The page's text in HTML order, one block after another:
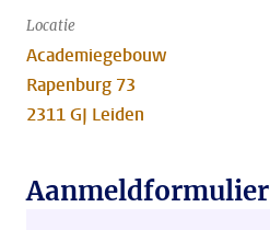
Locatie
Academiegebouw
Rapenburg 73
2311 GJ Leiden
Aanmeldformulier